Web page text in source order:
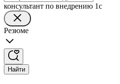
консультант по внедрению 1с
Резюме
Найти